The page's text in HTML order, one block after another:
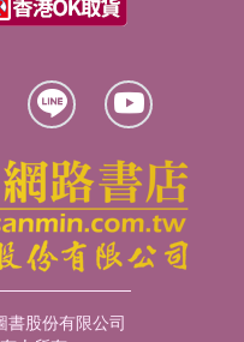
書股份有限公司